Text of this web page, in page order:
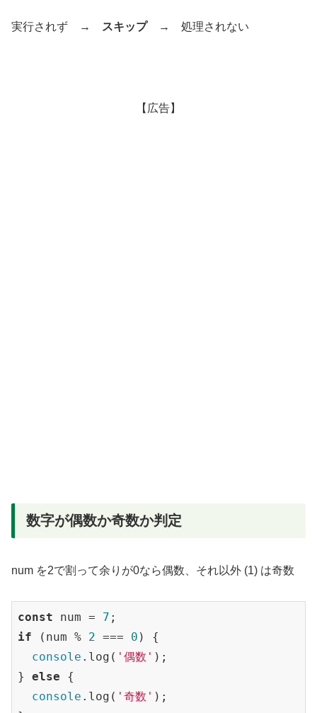
実行されず → スキップ→ 処理されない
【広告】
数字が偶数か奇数か判定
num を2で割って余りが0なら偶数、それ以外 (1) は奇数
const num = 7
if (num % 2 === 0 ) {
console .log( '偶数' );
} else {
console .log( '奇数' );